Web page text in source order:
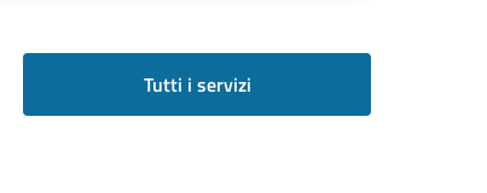
Tutti i servizi